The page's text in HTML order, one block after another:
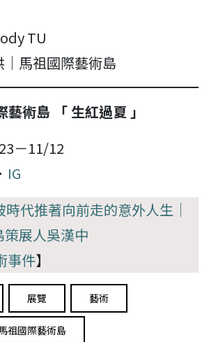
TU
馬祖國際藝術島
術島 「 生紅過夏 」
－11/12
． IG
時代推著向前走的意外人生｜
展人吳漢中
事件】
展覽 藝術
祖國際藝術島